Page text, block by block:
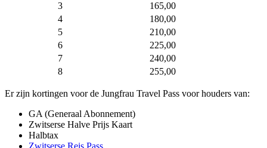
3
165,00
4
180,00
5
210,00
6
225,00
7
240,00
8
255,00
Er zijn kortingen voor de Jungfrau Travel Pass voor houders van:
GA (Generaal Abonnement)
Zwitserse Halve Prijs Kaart
Halbtax